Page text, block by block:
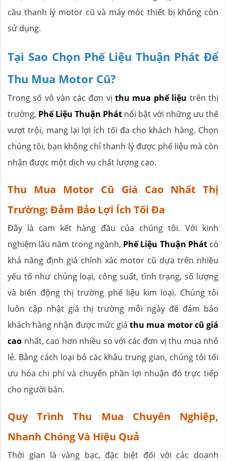
cầu thanh lý motor cũ và máy móc thiết bị không còn
sử dụng.
Tại Sao Chọn Phế Liệu Thuận Phát Để
Thu Mua Motor Cũ?
Trong số vô vàn các đơn vị thu mua phế liệu trên thị
trường, Phế Liệu Thuận Phát nổi bật với những ưu thế
vượt trội, mang lại lợi ích tối đa cho khách hàng. Chọn
chúng tôi, bạn không chỉ thanh lý được phế liệu mà còn
nhận được một dịch vụ chất lượng cao.
Thu Mua Motor Cũ Giá Cao Nhất Thị
Trường: Đảm Bảo Lợi Ích Tối Đa
Đây là cam kết hàng đầu của chúng tôi. Với kinh
nghiệm lâu năm trong ngành, Phế Liệu Thuận Phátcó
khả năng định giá chính xác motor cũ dựa trên nhiều
yếu tố như chủng loại, công suất, tình trạng, số lượng
và biến động thị trường phế liệu kim loại. Chúng tôi
luôn cập nhật giá thị trường mỗi ngày để đảm bảo
khách hàng nhận được mức giáthu mua motor cũ giá
cao nhất, cao hơn nhiều so với các đơn vị thu mua nhỏ
lẻ. Bằng cách loại bỏ các khâu trung gian, chúng tôi tối
ưu hóa chi phí và chuyển phần lợi nhuận đó trực tiếp
cho người bán.
Quy Trình Thu Mua Chuyên Nghiệp,
Nhanh Chóng Và Hiệu Quả
Thời gian là vàng bạc, đặc biệt đối với các doanh